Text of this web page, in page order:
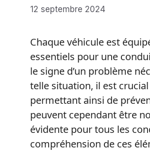
12 septembre 2024
Chaque véhicule est
essentiels pour une
le signe d’un problème
telle situation, il est
permettant ainsi de
peuvent cependant être
évidente pour tous les
compréhension de ces